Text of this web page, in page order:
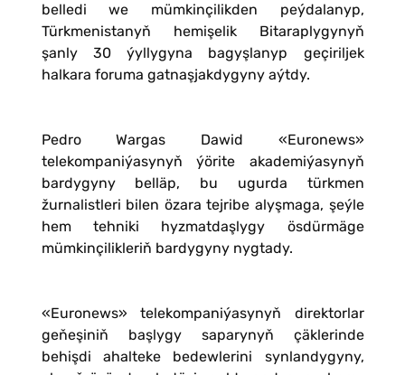
belledi we mümkinçilikden peýdalanyp,
Türkmenistanyň hemişelik Bitaraplygynyň
şanly 30 ýyllygyna bagyşlanyp geçiriljek
halkara foruma gatnaşjakdygyny aýtdy.
Pedro Wargas Dawid «Euronews»
telekompaniýasynyň ýörite akademiýasynyň
bardygyny belläp, bu ugurda türkmen
žurnalistleri bilen özara tejribe alyşmaga, şeýle
hem tehniki hyzmatdaşlygy ösdürmäge
mümkinçilikleriň bardygyny nygtady.
«Euronews» telekompaniýasynyň direktorlar
geňeşiniň başlygy saparynyň çäklerinde
behişdi ahalteke bedewlerini synlandygyny,